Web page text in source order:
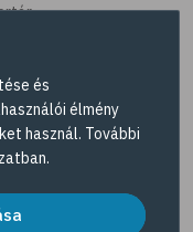
és
és
élmény
használ. További
.